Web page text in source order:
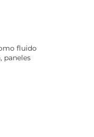
fluido
paneles